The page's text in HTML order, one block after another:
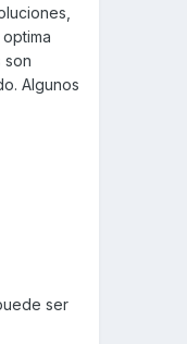
son
Algunos
ser